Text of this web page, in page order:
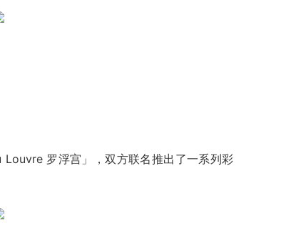
罗浮宫」，双方联名推出了一系列彩